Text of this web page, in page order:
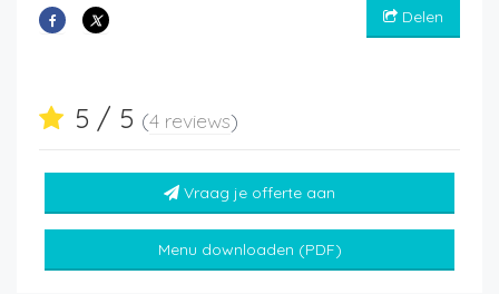
Delen
5 / 5 (4 reviews)
Vraag je offerte aan
Menu downloaden (PDF)